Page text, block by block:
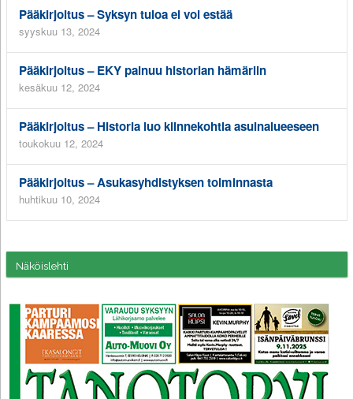
Pääkirjoitus – Syksyn tuloa ei voi estää
syyskuu 13, 2024
Pääkirjoitus – EKY painuu historian hämäriin
kesäkuu 12, 2024
Pääkirjoitus – Historia luo kiinnekohtia asuinalueeseen
toukokuu 12, 2024
Pääkirjoitus – Asukasyhdistyksen toiminnasta
huhtikuu 10, 2024
Näköislehti